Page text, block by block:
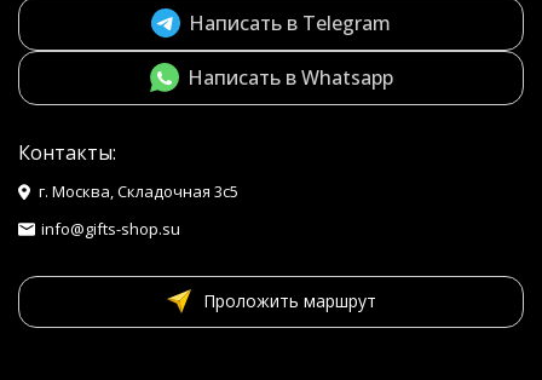
Написать в Telegram
Написать в Whatsapp
Контакты:
г. Москва, Складочная 3с5
info@gifts-shop.su
Проложить маршрут